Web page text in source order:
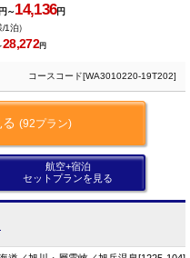
～14,136円
1泊）
28,272円
コースコード[WA3010220-19T202]
(92プラン)
航空+宿泊
セットプランを見る